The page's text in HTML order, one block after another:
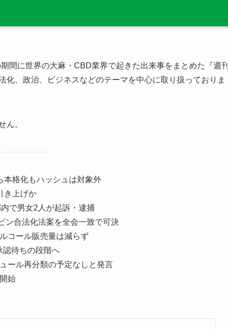
間に世界の大麻・CBD業界で起きた出来事をまとめた『週刊
化、政治、ビジネスなどのテーマを中心に取り扱っておりま
ん。
本格化もハッシュは対象外
き上げか
で男女2人が起訴・逮捕
ン合法化法案を全会一致で可決
コール販売量は減らず
認待ちの段階へ
ール再分類の予定なしと発言
始